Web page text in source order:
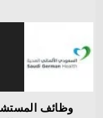
وظائف